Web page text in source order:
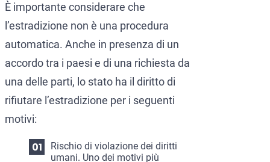
È importante considerare che
l’estradizione non è una procedura
automatica. Anche in presenza di un
accordo tra i paesi e di una richiesta da
una delle parti, lo stato ha il diritto di
rifiutare l’estradizione per i seguenti
motivi:
Rischio di violazione dei diritti
umani. Uno dei motivi più